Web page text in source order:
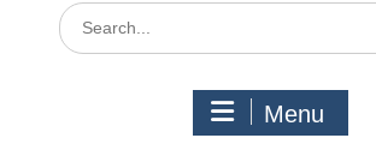
Search
for:
Menu